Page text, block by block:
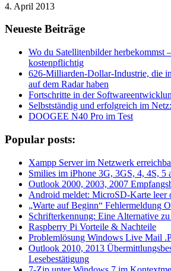
4. April 2013
Neueste Beiträge
Wo du Satellitenbilder herbekommst
kostenpflichtig
626-Milliarden-Dollar-Industrie, die
auf dem Radar haben
Fortschritte in der
Selbstständig und erfolgreich im
DOOGEE N40 Pro im Test
Popular posts:
Xampp Server im Netzwerk
Smilies im iPhone 3G, 3GS, 4, 4S,
Outlook 2000, 2003, 2007
Android meldet: MicroSD-Karte
„Warte auf Beginn“ Fehlermeldung
Schrifterkennung: Eine Alternative
Raspberry Pi Vorteile & Nachteile
Problemlösung Windows Live Mail
Outlook 2010, 2013
Lesebestätigung